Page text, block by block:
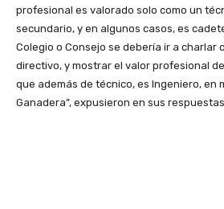
profesional es valorado solo como un
secundario, y en algunos casos, es
Colegio o Consejo se debería ir a charlar
directivo, y mostrar el valor profesional
que además de técnico, es Ingeniero, en
Ganadera”, expusieron en sus respuestas.